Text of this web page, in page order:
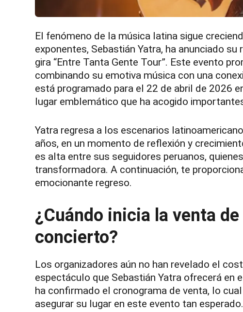
El fenómeno de la música latina sigue
exponentes, Sebastián Yatra, ha anunciado
gira “Entre Tanta Gente Tour”. Este evento
combinando su emotiva música con una
está programado para el 22 de abril de 2026
lugar emblemático que ha acogido
Yatra regresa a los escenarios
años, en un momento de reflexión y
es alta entre sus seguidores peruanos,
transformadora. A continuación, te
emocionante regreso.
¿Cuándo inicia la venta
concierto?
Los organizadores aún no han revelado el
espectáculo que Sebastián Yatra ofrecerá en
ha confirmado el cronograma de venta, lo
asegurar su lugar en este evento tan esperado.